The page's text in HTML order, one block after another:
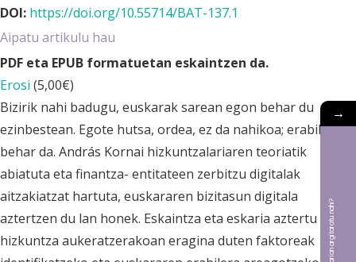
DOI: https://doi.org/10.55714/BAT-137.1
Aipatu artikulu hau
PDF eta EPUB formatuetan eskaintzen da.
Erosi (5,00€)
Bizirik nahi badugu, euskarak sarean egon behar du
ezinbestean. Egote hutsa, ordea, ez da nahikoa; erabili egin
behar da. András Kornai hizkuntzalariaren teoriatik
abiatuta eta finantza- entitateen zerbitzu digitalak
aitzakiatzat hartuta, euskararen bizitasun digitala
aztertzen du lan honek. Eskaintza eta eskaria aztertu dira,
hizkuntza aukeratzerakoan eragina duten faktoreak
→